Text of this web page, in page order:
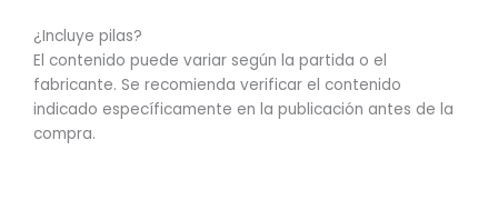
¿Incluye pilas?
El contenido puede variar según la partida o el
fabricante. Se recomienda verificar el contenido
indicado específicamente en la publicación antes de la
compra.